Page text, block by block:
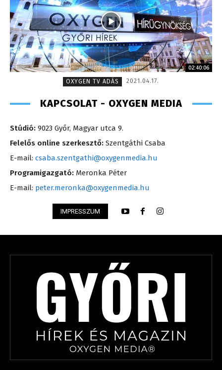
02:40:06
OXYGEN TV ADÁS
2021.04.17.
KAPCSOLAT - OXYGEN MEDIA
Stúdió: 9023 Győr, Magyar utca 9.
Felelős online szerkesztő: Szentgáthi Csaba
E-mail: csaba.szentgathi@oxygenmedia.hu
Programigazgató: Meronka Péter
E-mail: peter.meronka@oxygenmedia.hu
IMPRESSZUM